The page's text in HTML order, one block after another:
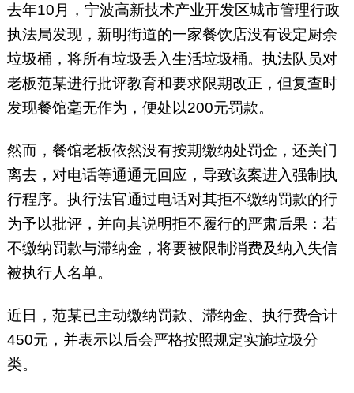
去年10月，宁波高新技术产业开发区城市管理行政
执法局发现，新明街道的一家餐饮店没有设定厨余
垃圾桶，将所有垃圾丢入生活垃圾桶。执法队员对
老板范某进行批评教育和要求限期改正，但复查时
发现餐馆毫无作为，便处以200元罚款。
然而，餐馆老板依然没有按期缴纳处罚金，还关门
离去，对电话等通通无回应，导致该案进入强制执
行程序。执行法官通过电话对其拒不缴纳罚款的行
为予以批评，并向其说明拒不履行的严肃后果：若
不缴纳罚款与滞纳金，将要被限制消费及纳入失信
被执行人名单。
近日，范某已主动缴纳罚款、滞纳金、执行费合计
450元，并表示以后会严格按照规定实施垃圾分
类。